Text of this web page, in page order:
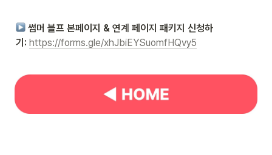
썸머 블프 본페이지 & 연계 페이지 패키지 신청하
기: https://forms.gle/xhJbiEYSuomfHQvy5